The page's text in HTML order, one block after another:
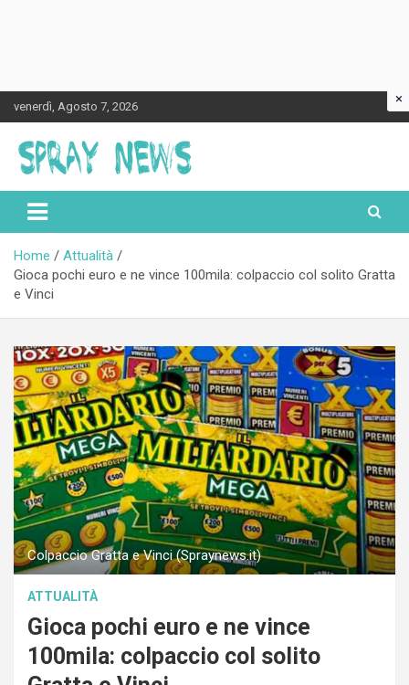
to
content
venerdì, Agosto 7, 2026
Spraynews.it
Home
Attualità
Gioca pochi euro e ne vince 100mila: colpaccio col solito Gratta
e Vinci
Colpaccio Gratta e Vinci (Spraynews.it)
ATTUALITÀ
Gioca pochi euro e ne vince
100mila: colpaccio col solito
×